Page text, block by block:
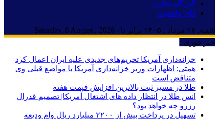
گذرگاه تجارت
اتاق واقعیت
شنبه, ۱۷ مرداد , ۱۴۰۵ برابر با - Saturday, 8 August , 2026
خبر فوری :
خزانه‌داری آمریکا تحریم‌های جدیدی علیه ایران اعمال کرد
همتی: اظهارات وزیر خزانه‌داری آمریکا با مواضع قبلی وی
متناقض است
طلا در مسیر ثبت بالاترین افزایش قیمت هفته
انس طلا در انتظار داده های اشتغال آمریکا| تصمیم فدرال
رزرو چه خواهد بود؟
تسهیل در پرداخت بیش از ۲۲۰۰ میلیارد ریال وام ودیعه